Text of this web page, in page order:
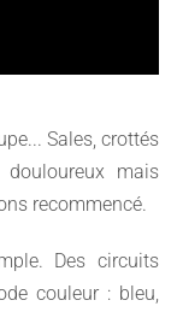
Sales, crottés
mais
recommencé.
Des circuits
couleur : bleu,